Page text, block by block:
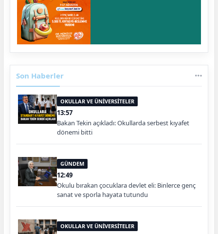
Son Haberler
OKULLAR VE ÜNİVERSİTELER
13:57
Bakan Tekin açıkladı: Okullarda serbest kıyafet
dönemi bitti
GÜNDEM
12:49
Okulu bırakan çocuklara devlet eli: Binlerce genç
sanat ve sporla hayata tutundu
OKULLAR VE ÜNİVERSİTELER